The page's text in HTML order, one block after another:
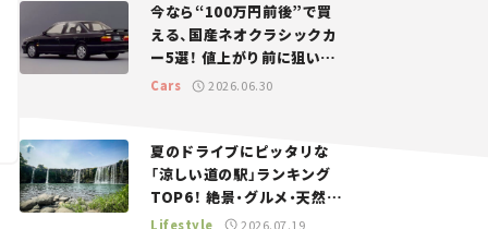
今なら“100万円前後”で買
える、国産ネオクラシックカ
ー5選！ 値上がり前に狙いた
い、中古車探しをお手伝い――ち
Cars 2026.06.30
夏のドライブにピッタリな
「涼しい道の駅」ランキング
TOP6！ 絶景・グルメ・天然ク
ーラーなど、避暑におすすめ
Lifestyle 2026.07.19